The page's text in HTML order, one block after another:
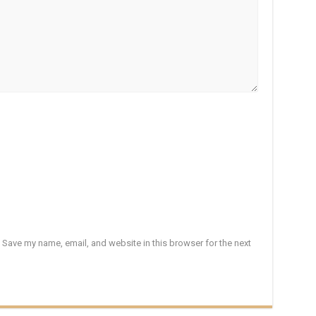
Save my name, email, and website in this browser for the next